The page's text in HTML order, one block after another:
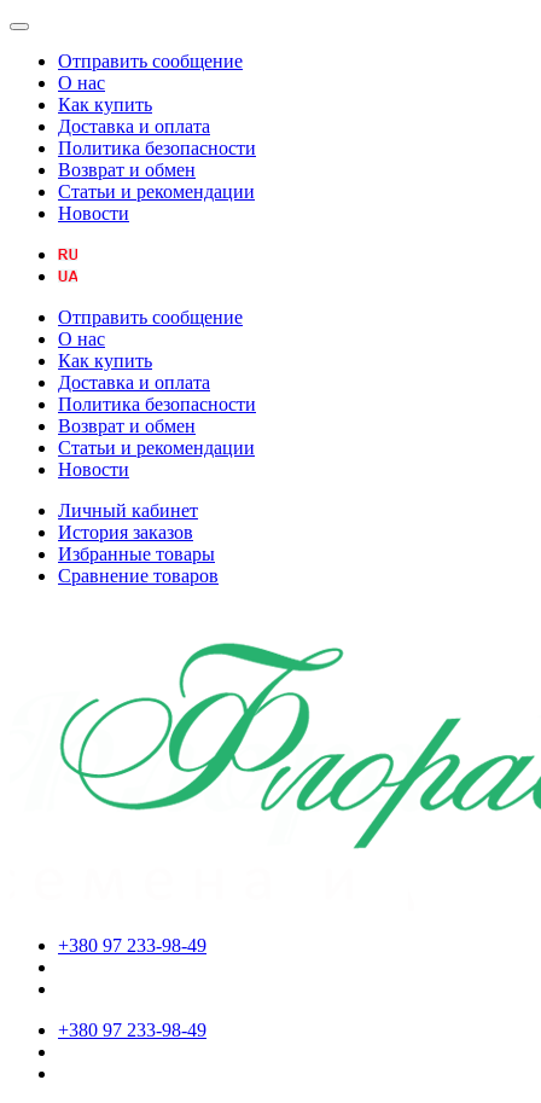
Отправить сообщение
О нас
Как купить
Доставка и оплата
Политика безопасности
Возврат и обмен
Статьи и рекомендации
Новости
Отправить сообщение
О нас
Как купить
Доставка и оплата
Политика безопасности
Возврат и обмен
Статьи и рекомендации
Новости
Личный кабинет
История заказов
Избранные товары
Сравнение товаров
+380 97 233-98-49
+380 97 233-98-49